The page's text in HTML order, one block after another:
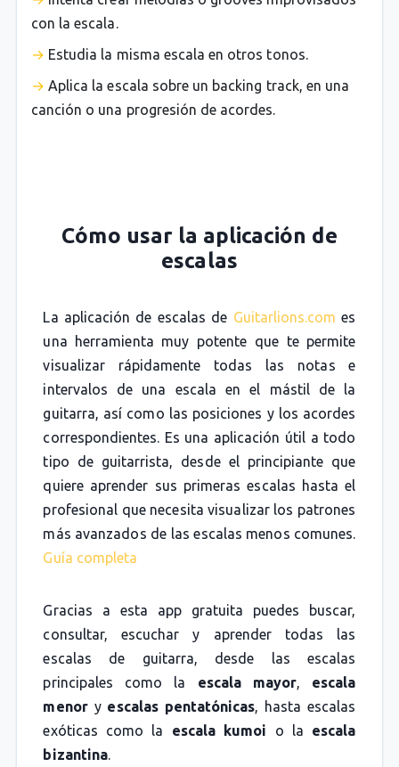
con la escala.
Estudia la misma escala en otros tonos.
Aplica la escala sobre un backing track, en una
canción o una progresión de acordes.
Cómo usar la aplicación de
escalas
La aplicación de escalas de Guitarlions.com es
una herramienta muy potente que te permite
visualizar rápidamente todas las notas e
intervalos de una escala en el mástil de la
guitarra, así como las posiciones y los acordes
correspondientes. Es una aplicación útil a todo
tipo de guitarrista, desde el principiante que
quiere aprender sus primeras escalas hasta el
profesional que necesita visualizar los patrones
más avanzados de las escalas menos comunes.
Guía completa
Gracias a esta app gratuita puedes buscar,
consultar, escuchar y aprender todas las
escalas de guitarra, desde las escalas
principales como la escala mayor, escala
menory escalas pentatónicas, hasta escalas
exóticas como la escala kumoi o la escala
bizantina.